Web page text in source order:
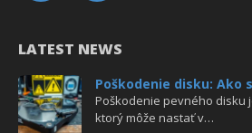
LATEST NEWS
Poškodenie disku: Ako
Poškodenie pevného disku
ktorý môže nastať v…